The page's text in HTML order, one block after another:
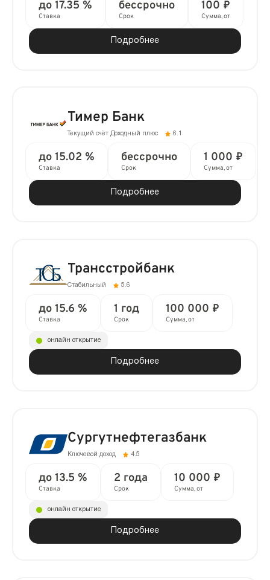
до 17.35 %
Ставка
бессрочно
Срок
100 ₽
Сумма, от
Подробнее
Тимер Банк
Текущий счёт Доходный плюс 6.1
до 15.02 %
Ставка
бессрочно
Срок
1 000 ₽
Сумма, от
Подробнее
Трансстройбанк
Стабильный 5.6
до 15.6 %
Ставка
1 год
Срок
100 000 ₽
Сумма, от
Подробнее
онлайн открытие
Сургутнефтегазбанк
Ключевой доход 4.5
до 13.5 %
Ставка
2 года
Срок
10 000 ₽
Сумма, от
Подробнее
онлайн открытие